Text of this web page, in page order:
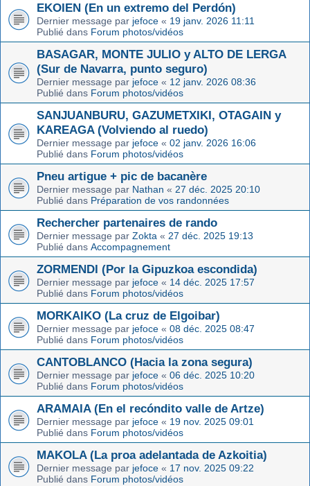
EKOIEN (En un extremo del Perdón)
Dernier message par jefoce « 19 janv. 2026 11:11
Publié dans Forum photos/vidéos
BASAGAR, MONTE JULIO y ALTO DE LERGA
(Sur de Navarra, punto seguro)
Dernier message par jefoce « 12 janv. 2026 08:36
Publié dans Forum photos/vidéos
SANJUANBURU, GAZUMETXIKI, OTAGAIN y
KAREAGA (Volviendo al ruedo)
Dernier message par jefoce « 02 janv. 2026 16:06
Publié dans Forum photos/vidéos
Pneu artigue + pic de bacanère
Dernier message par Nathan « 27 déc. 2025 20:10
Publié dans Préparation de vos randonnées
Rechercher partenaires de rando
Dernier message par Zokta « 27 déc. 2025 19:13
Publié dans Accompagnement
ZORMENDI (Por la Gipuzkoa escondida)
Dernier message par jefoce « 14 déc. 2025 17:57
Publié dans Forum photos/vidéos
MORKAIKO (La cruz de Elgoibar)
Dernier message par jefoce « 08 déc. 2025 08:47
Publié dans Forum photos/vidéos
CANTOBLANCO (Hacia la zona segura)
Dernier message par jefoce « 06 déc. 2025 10:20
Publié dans Forum photos/vidéos
ARAMAIA (En el recóndito valle de Artze)
Dernier message par jefoce « 19 nov. 2025 09:01
Publié dans Forum photos/vidéos
MAKOLA (La proa adelantada de Azkoitia)
Dernier message par jefoce « 17 nov. 2025 09:22
Publié dans Forum photos/vidéos